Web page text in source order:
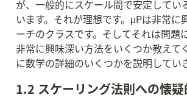
が、一般的にスケール間で安定してい
います。それが理想です。μPは非常に
ーチのクラスです。そしてそれは問題
非常に興味深い方法をいくつか教えて
に数学の詳細のいくつかを説明してい
1.2 スケーリング法則への懐